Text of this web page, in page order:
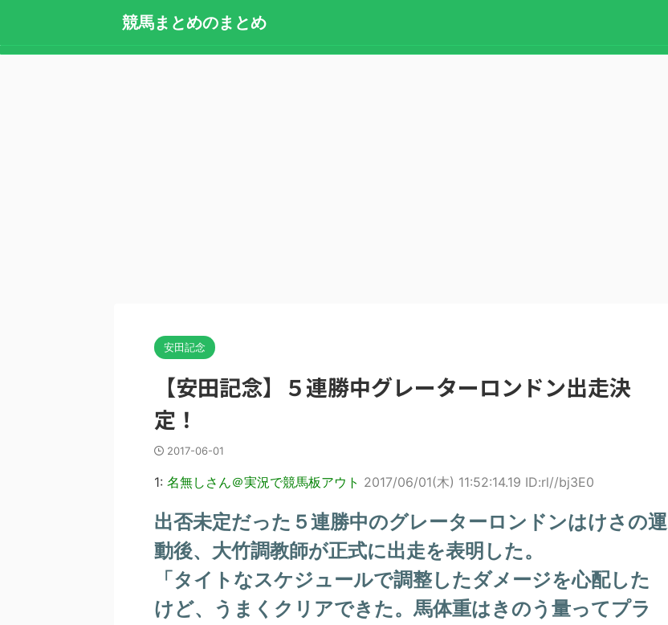
競馬まとめのまとめ
安田記念
【安田記念】５連勝中グレーターロンドン出走決
定！
2017-06-01
1: 名無しさん＠実況で競馬板アウト 2017/06/01(木) 11:52:14.19 ID:rl//bj3E0
出否未定だった５連勝中のグレーターロンドンはけさの運
動後、大竹調教師が正式に出走を表明した。
「タイトなスケジュールで調整したダメージを心配した
けど、うまくクリアできた。馬体重はきのう量ってプラ